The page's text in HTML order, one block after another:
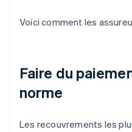
Voici comment les
Faire du
norme
Les recouvrements les